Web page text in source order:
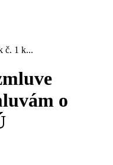
č. 1 k...
o